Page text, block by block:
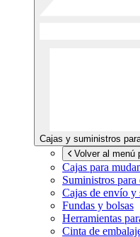
Cajas y suministros
Volver al menú
Cajas para
Suministros para
Cajas de envío y
Fundas y bolsas
Herramientas
Cinta de